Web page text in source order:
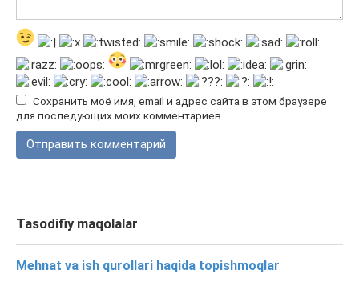
Сохранить моё имя, email и адрес сайта в этом браузере
для последующих моих комментариев.
Tasodifiy maqolalar
Mehnat va ish qurollari haqida topishmoqlar